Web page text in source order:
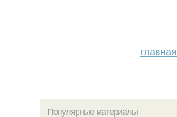
главная
Популярные материалы